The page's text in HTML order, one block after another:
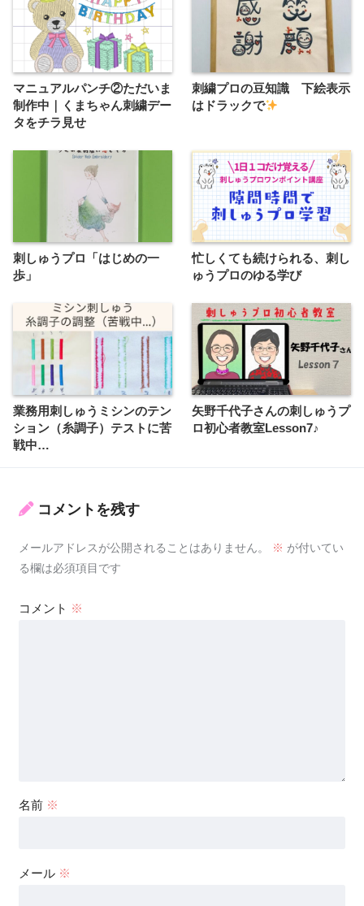
マニュアルパンチ②ただいま
制作中｜くまちゃん刺繍デー
タをチラ見せ
刺繍プロの豆知識 下絵表示
はドラックで
刺しゅうプロ「はじめの一
歩」
忙しくても続けられる、刺し
ゅうプロのゆる学び
業務用刺しゅうミシンのテン
ション（糸調子）テストに苦
戦中…
矢野千代子さんの刺しゅうプ
ロ初心者教室Lesson7♪
コメントを残す
メールアドレスが公開されることはありません。 ※ が付いてい
る欄は必須項目です
コメント ※
名前 ※
メール ※